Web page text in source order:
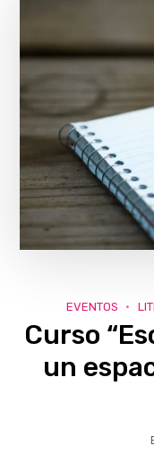
EVENTOS
Curso
un